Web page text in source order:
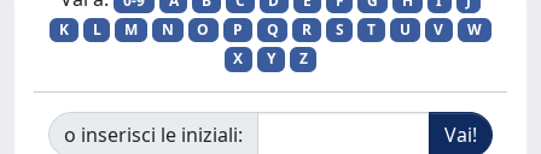
K
L M N O P Q R S T U V
W
X
Y Z
o inserisci le iniziali: